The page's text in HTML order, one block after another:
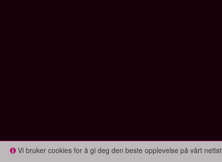
Vi bruker cookies for å gi deg den beste opplevelse på vårt